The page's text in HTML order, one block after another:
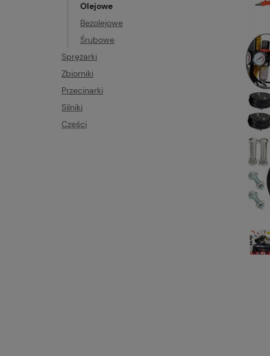
Olejowe
Bezolejowe
Śrubowe
Sprężarki
Zbiorniki
Przecinarki
Silniki
Części